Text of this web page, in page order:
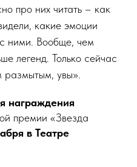
про них читать – как
какие эмоции
ними. Вообще, чем
легенд. Только сейчас
размытым, увы».
награждения
премии «Звезда
в Театре